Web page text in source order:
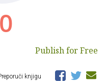
Publish for Free
knjigu